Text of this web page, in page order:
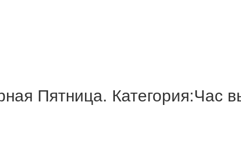
Пятница. Категория:Час